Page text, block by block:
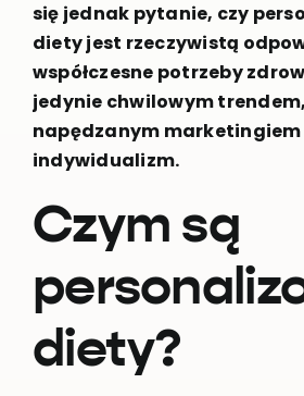
się jednak pytanie, czy
diety jest rzeczywistą
współczesne potrzeby
jedynie chwilowym trendem,
napędzanym marketingiem
indywidualizm.
Czym są
diety?